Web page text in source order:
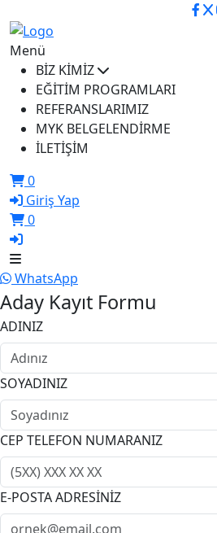
Menü
BİZ KİMİZ
EĞİTİM PROGRAMLARI
REFERANSLARIMIZ
MYK BELGELENDİRME
İLETİŞİM
0
Giriş Yap
0
WhatsApp
Aday Kayıt Formu
ADINIZ
SOYADINIZ
CEP TELEFON NUMARANIZ
E-POSTA ADRESİNİZ